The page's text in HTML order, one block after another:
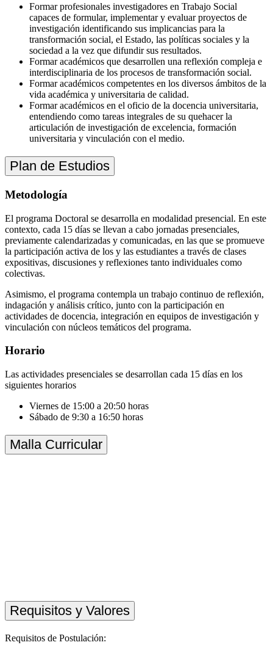
Formarprofesionales investigadores en Trabajo Social
capaces de formular, implementar y evaluar proyectos de
investigación identificando sus implicancias para la
transformación social, el Estado, las políticas sociales y la
sociedad a la vez que difundir sus resultados.
Formar académicos que desarrollen una reflexión compleja e
interdisciplinaria de los procesos de transformación social.
Formar académicos competentes en los diversos ámbitos de la
vida académica y universitaria de calidad.
Formar académicos en el oficio de la docencia universitaria,
entendiendo como tareas integrales de su quehacer la
articulación de investigación de excelencia, formación
universitaria y vinculación con el medio.
Plan de Estudios
Metodología
El programa Doctoral se desarrolla en modalidad presencial. En este
contexto, cada 15 días se llevan a cabo jornadas presenciales,
previamente calendarizadas y comunicadas, en las que se promueve
la participación activa de los y las estudiantes a través de clases
expositivas, discusiones y reflexiones tanto individuales como
colectivas.
Asimismo, el programa contempla un trabajo continuo de reflexión,
indagación y análisis crítico, junto con la participación en
actividades de docencia, integración en equipos de investigación y
vinculación con núcleos temáticos del programa.
Horario
Las actividades presenciales se desarrollan cada 15 días en los
siguientes horarios
Viernes de 15:00 a 20:50 horas
Sábado de 9:30 a 16:50 horas
Malla Curricular
Requisitos y Valores
Requisitos de Postulación: